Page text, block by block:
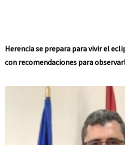
Herencia se prepara para vivir el
con recomendaciones para